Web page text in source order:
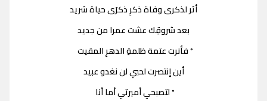
أثر لذكرى وفاة ذكرِ ذكرَى حياة شريد
بعد شروقِك عشت عمرا من جديد
ْ فأنرت عتمة ظلمةِ الدهرِ المقيت
أين إنتصرت لحبي لن نغدو عبيد
ْ لتصبحي أميرتي أما أنا